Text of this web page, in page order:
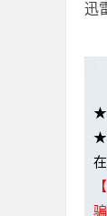
迅
★
★
在